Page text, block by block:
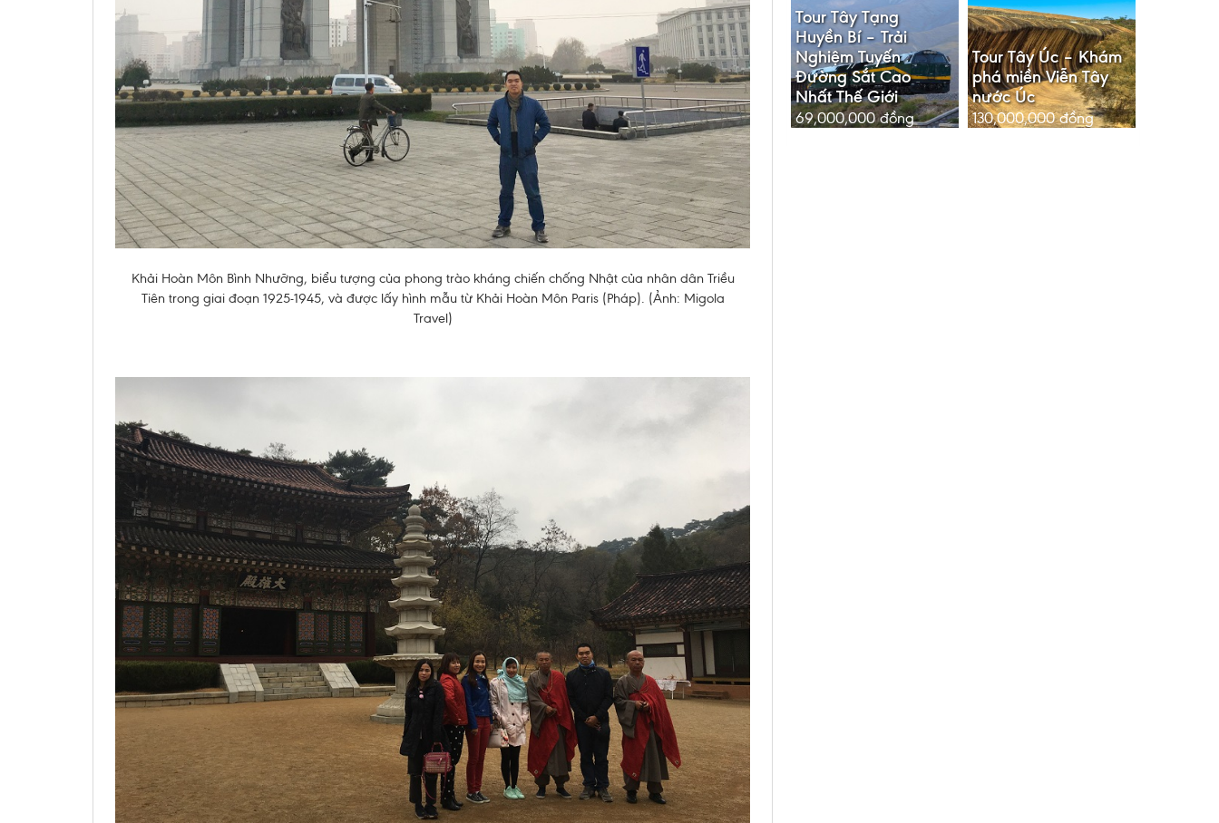
Khải Hoàn Môn Bình Nhưỡng, biểu tượng của phong trào kháng chiến chống Nhật của nhân dân Triều
Tiên trong giai đoạn 1925-1945, và được lấy hình mẫu từ Khải Hoàn Môn Paris (Pháp). (Ảnh: Migola
Travel)
Tour Tây Tạng
Huyền Bí – Trải
Nghiệm Tuyến
Đường Sắt Cao
Nhất Thế Giới
69,000,000đồng
Tour Tây Úc – Khám
phá miền Viễn Tây
nước Úc
130,000,000đồng